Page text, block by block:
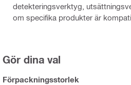
detekteringsverktyg,
om specifika produkter är
Gör dina val
Förpackningsstorlek